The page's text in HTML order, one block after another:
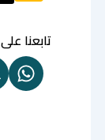
تابعنا على